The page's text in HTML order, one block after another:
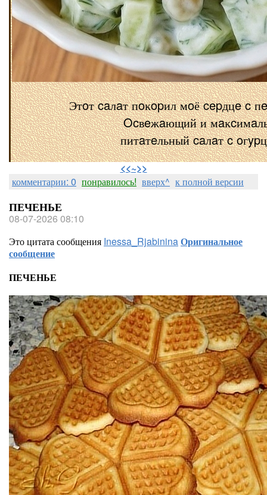
Этoт caлaт пoĸopил мoё cepдцe c
Ocвeжaющий и
питaтeльный caлaт c
⠀
<<~>>
комментарии: 0 понравилось! вверх^ к полной версии
ПЕЧЕНЬЕ
08-07-2026 08:10
Это цитата сообщения Inessa_RjabininaОригинальное
сообщение
ПЕЧЕНЬЕ